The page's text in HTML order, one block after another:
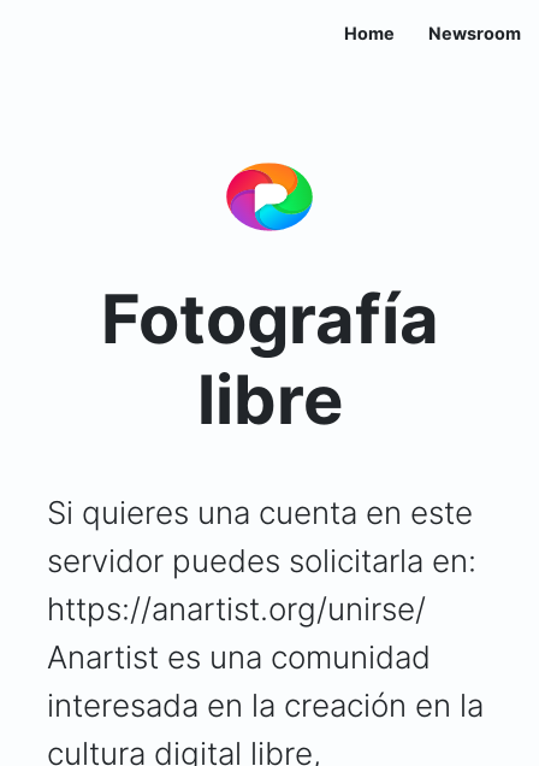
Home Newsroom
Fotografía
libre
Si quieres una cuenta en este
servidor puedes solicitarla en:
https://anartist.org/unirse/
Anartist es una comunidad
interesada en la creación en la
cultura digital libre,